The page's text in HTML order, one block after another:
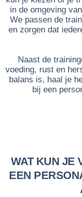
in de omgeving
We passen de
en zorgen dat
Naast de
voeding, rust en
balans is, haal je
bij een
WAT KUN JE
EEN